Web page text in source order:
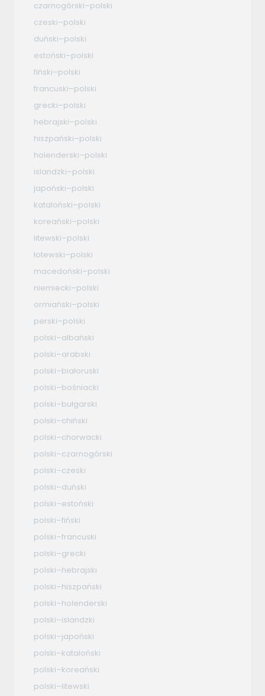
czarnogórski–polski
czeski–polski
duński–polski
estoński–polski
fiński–polski
francuski–polski
grecki–polski
hebrajski–polski
hiszpański–polski
holenderski–polski
islandzki–polski
japoński–polski
kataloński–polski
koreański–polski
litewski–polski
łotewski–polski
macedoński–polski
niemiecki–polski
ormiański–polski
perski–polski
polski–albański
polski–arabski
polski–białoruski
polski–bośniacki
polski–bułgarski
polski–chiński
polski–chorwacki
polski–czarnogórski
polski–czeski
polski–duński
polski–estoński
polski–fiński
polski–francuski
polski–grecki
polski–hebrajski
polski–hiszpański
polski–holenderski
polski–islandzki
polski–japoński
polski–kataloński
polski–koreański
polski–litewski